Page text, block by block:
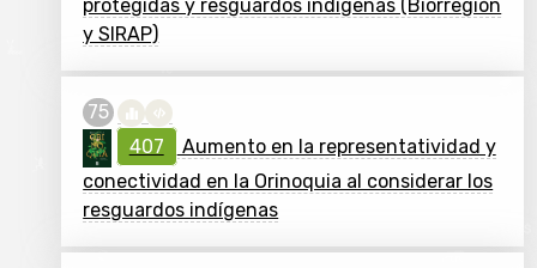
protegidas y resguardos indígenas (Biorregión
y SIRAP)
407
Aumento en la representatividad y
conectividad en la Orinoquia al considerar los
resguardos indígenas